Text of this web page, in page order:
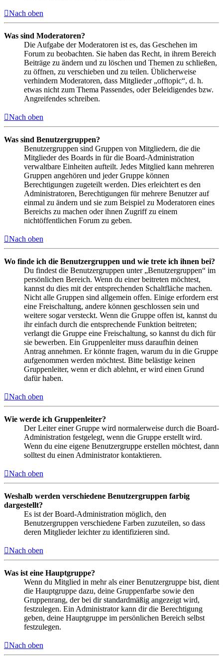
Nach oben
Was sind Moderatoren?
Die Aufgabe der Moderatoren ist es, das Geschehen im
Forum zu beobachten. Sie haben das Recht, in ihrem Bereich
Beiträge zu ändern und zu löschen und Themen zu schließen,
zu öffnen, zu verschieben und zu teilen. Üblicherweise
verhindern Moderatoren, dass Mitglieder „offtopic“, d. h.
etwas nicht zum Thema Passendes, oder Beleidigendes bzw.
Angreifendes schreiben.
Nach oben
Was sind Benutzergruppen?
Benutzergruppen sind Gruppen von Mitgliedern, die die
Mitglieder des Boards in für die Board-Administration
verwaltbare Einheiten aufteilt. Jedes Mitglied kann mehreren
Gruppen angehören und jeder Gruppe können
Berechtigungen zugeteilt werden. Dies erleichtert es den
Administratoren, Berechtigungen für mehrere Benutzer auf
einmal zu ändern und sie zum Beispiel zu Moderatoren eines
Bereichs zu machen oder ihnen Zugriff zu einem
nichtöffentlichen Forum zu geben.
Nach oben
Wo finde ich die Benutzergruppen und wie trete ich ihnen bei?
Du findest die Benutzergruppen unter „Benutzergruppen“ im
persönlichen Bereich. Wenn du einer beitreten möchtest,
kannst du dies mit der entsprechenden Schaltfläche machen.
Nicht alle Gruppen sind allgemein offen. Einige erfordern erst
eine Freischaltung, andere können geschlossen sein und
weitere sogar versteckt. Wenn die Gruppe offen ist, kannst du
ihr einfach durch die entsprechende Funktion beitreten;
verlangt die Gruppe eine Freischaltung, so kannst du dich für
sie bewerben. Ein Gruppenleiter muss daraufhin deinen
Antrag annehmen. Er könnte fragen, warum du in die Gruppe
aufgenommen werden möchtest. Bitte belästige keinen
Gruppenleiter, wenn er dich ablehnt, er wird einen Grund
dafür haben.
Nach oben
Wie werde ich Gruppenleiter?
Der Leiter einer Gruppe wird normalerweise durch die Board-
Administration festgelegt, wenn die Gruppe erstellt wird.
Wenn du eine eigene Benutzergruppe erstellen möchtest, dann
solltest du einen Administrator kontaktieren.
Nach oben
Weshalb werden verschiedene Benutzergruppen farbig
dargestellt?
Es ist der Board-Administration möglich, den
Benutzergruppen verschiedene Farben zuzuteilen, so dass
deren Mitglieder leichter zu identifizieren sind.
Nach oben
Was ist eine Hauptgruppe?
Wenn du Mitglied in mehr als einer Benutzergruppe bist, dient
die Hauptgruppe dazu, deine Gruppenfarbe sowie den
Gruppenrang, der bei dir standardmäßig angezeigt wird,
festzulegen. Ein Administrator kann dir die Berechtigung
geben, deine Hauptgruppe im persönlichen Bereich selbst
festzulegen.
Nach oben